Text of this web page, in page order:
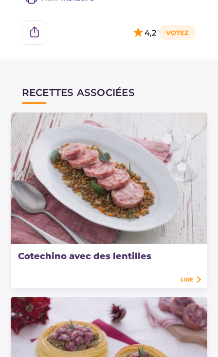
4,2
RECETTES ASSOCIÉES
Cotechino avec des lentilles
LIRE